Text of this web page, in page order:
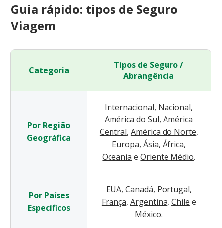
Guia rápido: tipos de Seguro
Viagem
Categoria
Tipos de Seguro /
Abrangência
Por Região
Geográfica
Internacional, Nacional,
América do Sul, América
Central, América do Norte,
Europa, Ásia, África,
Oceania e Oriente Médio.
Por Países
Específicos
EUA, Canadá, Portugal,
França, Argentina, Chile e
México.